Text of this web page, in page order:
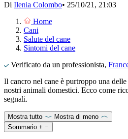
Di Ilenia Colombo• 25/10/21, 21:03
Home
Cani
Salute del cane
Sintomi del cane
Verificato da un professionista,
Il cancro nel cane è purtroppo una
nostri animali domestici. Ecco come
segnali.
Mostra tutto
Mostra di meno
Sommario + −